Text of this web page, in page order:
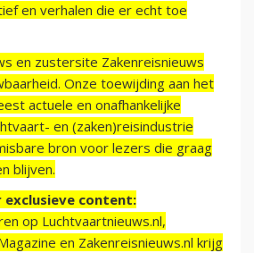
en verhalen die er echt toe
en zustersite Zakenreisnieuws
Onze toewijding aan het
actuele en onafhankelijke
en (zaken)reisindustrie
bron voor lezers die graag
blijven.
exclusieve content:
op Luchtvaartnieuws.nl,
en Zakenreisnieuws.nl krijg